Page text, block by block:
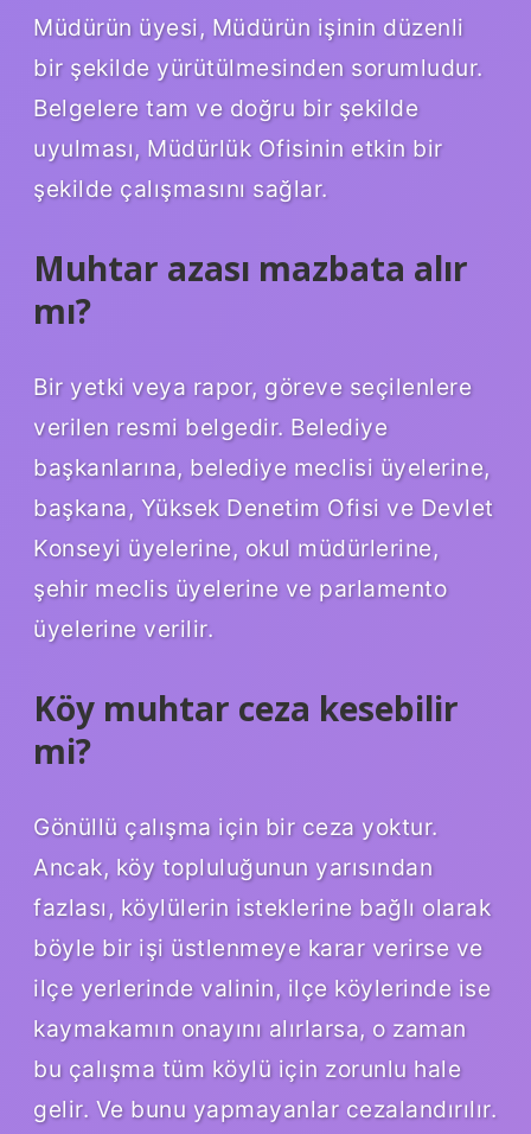
Müdürün üyesi, Müdürün işinin düzenli
bir şekilde yürütülmesinden sorumludur.
Belgelere tam ve doğru bir şekilde
uyulması, Müdürlük Ofisinin etkin bir
şekilde çalışmasını sağlar.
Muhtar azası mazbata alır
mı?
Bir yetki veya rapor, göreve seçilenlere
verilen resmi belgedir. Belediye
başkanlarına, belediye meclisi üyelerine,
başkana, Yüksek Denetim Ofisi ve Devlet
Konseyi üyelerine, okul müdürlerine,
şehir meclis üyelerine ve parlamento
üyelerine verilir.
Köy muhtar ceza kesebilir
mi?
Gönüllü çalışma için bir ceza yoktur.
Ancak, köy topluluğunun yarısından
fazlası, köylülerin isteklerine bağlı olarak
böyle bir işi üstlenmeye karar verirse ve
ilçe yerlerinde valinin, ilçe köylerinde ise
kaymakamın onayını alırlarsa, o zaman
bu çalışma tüm köylü için zorunlu hale
gelir. Ve bunu yapmayanlar cezalandırılır.